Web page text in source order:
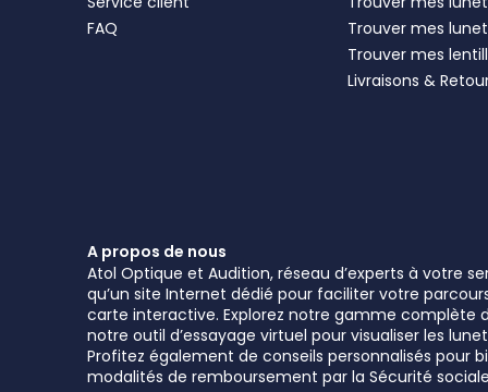
FAQ
Trouver mes
Trouver mes
Livraisons &
A propos de nous
Atol Optique et Audition, réseau d’experts à votre
qu’un site Internet dédié pour faciliter votre
carte interactive. Explorez notre gamme complète
notre outil d’essayage virtuel pour visualiser les
Profitez également de conseils personnalisés pour
modalités de remboursement par la Sécurité